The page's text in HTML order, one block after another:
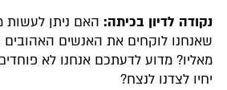
נקודה לדיון בכיתה: האם ניתן לעשות
שאנחנו לוקחים את האנשים האהובים
מאליו? מדוע לדעתכם אנחנו לא
יחיו לצדנו לנצח?